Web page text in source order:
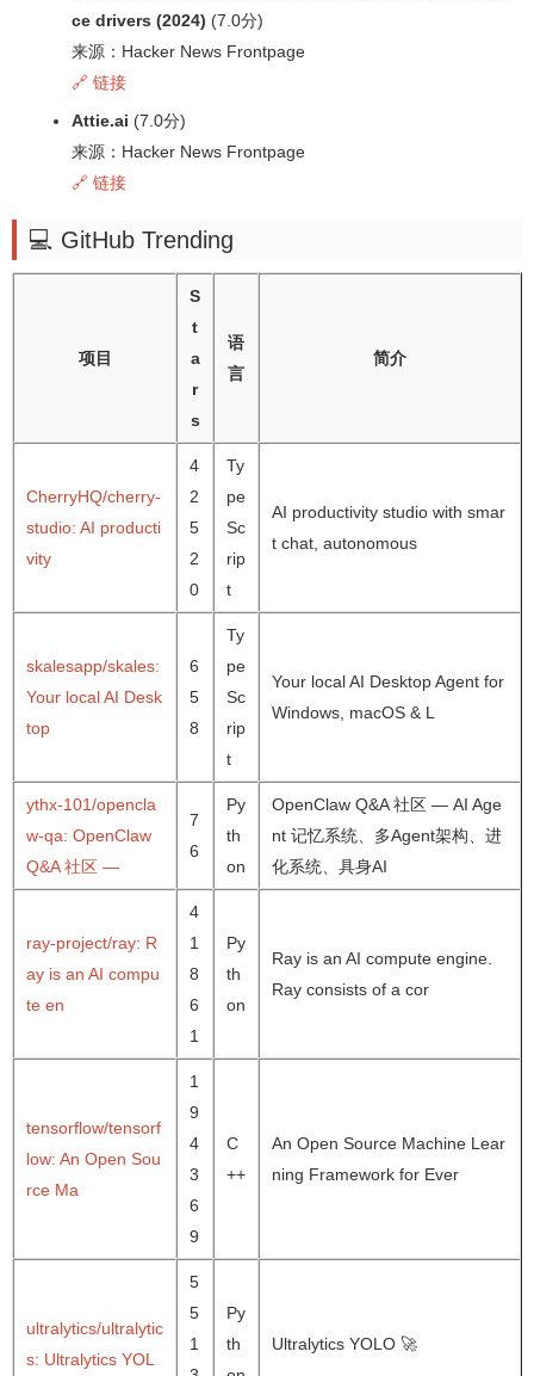
ce drivers (2024) (7.0分)
来源：Hacker News Frontpage
🔗 链接
Attie.ai (7.0分)
来源：Hacker News Frontpage
🔗 链接
💻 GitHub Trending
项目
S
t
a
r
s
语
言
简介
CherryHQ/cherry-
studio: AI producti
vity
4
2
5
2
0
Ty
pe
Sc
rip
t
AI productivity studio with smar
t chat, autonomous
skalesapp/skales:
Your local AI Desk
top
6
5
8
Ty
pe
Sc
rip
t
Your local AI Desktop Agent for
Windows, macOS & L
ythx-101/opencla
w-qa: OpenClaw
Q&A 社区 —
7
6
Py
th
on
OpenClaw Q&A 社区 — AI Age
nt 记忆系统、多Agent架构、进
化系统、具身AI
ray-project/ray: R
ay is an AI compu
te en
4
1
8
6
1
Py
th
on
Ray is an AI compute engine.
Ray consists of a cor
tensorflow/tensorf
low: An Open Sou
rce Ma
1
9
4
3
6
9
C
++
An Open Source Machine Lear
ning Framework for Ever
ultralytics/ultralytic
s: Ultralytics YOL
5
5
1
Py
th
Ultralytics YOLO 🚀